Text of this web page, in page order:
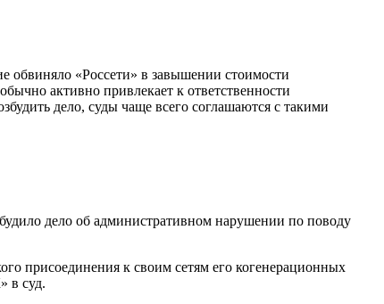
обвиняло «Россети» в завышении стоимости
активно привлекает к ответственности
дело, суды чаще всего соглашаются с такими
дело об административном нарушении по поводу
присоединения к своим сетям его когенерационных
в суд.